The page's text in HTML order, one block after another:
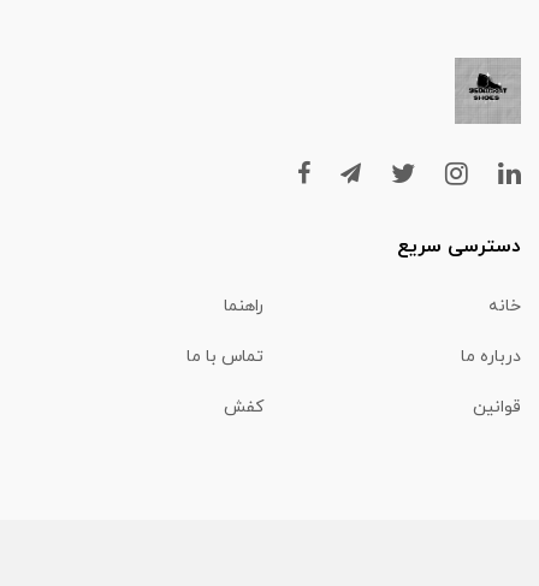
دسترسی سریع
خانه راهنما
درباره ما تماس با ما
قوانین کفش